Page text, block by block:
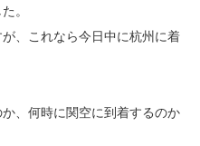
。
、これなら今日中に杭州に着
、何時に関空に到着するのか